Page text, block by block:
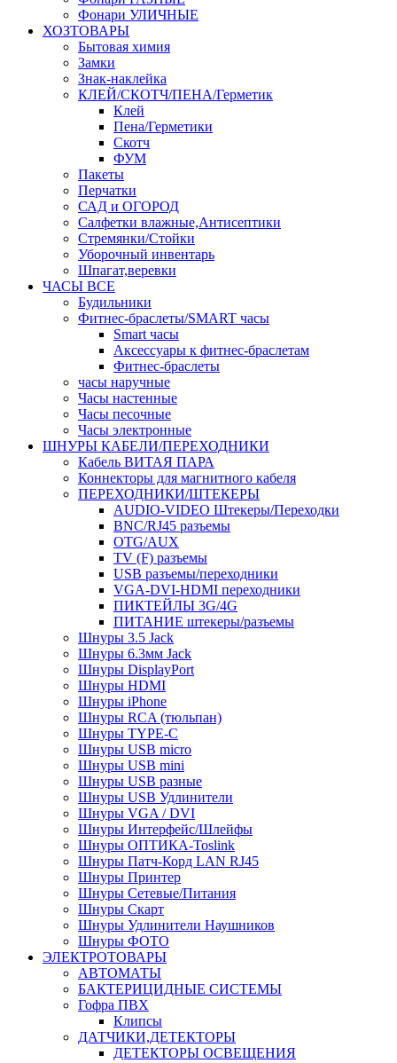
Фонари УЛИЧНЫЕ
ХОЗТОВАРЫ
Бытовая химия
Замки
Знак-наклейка
КЛЕЙ/СКОТЧ/ПЕНА/Герметик
Клей
Пена/Герметики
Скотч
ФУМ
Пакеты
Перчатки
САД и ОГОРОД
Салфетки влажные,Антисептики
Стремянки/Стойки
Уборочный инвентарь
Шпагат,веревки
ЧАСЫ ВСЕ
Будильники
Фитнес-браслеты/SMART часы
Smart часы
Аксессуары к фитнес-браслетам
Фитнес-браслеты
часы наручные
Часы настенные
Часы песочные
Часы электронные
ШНУРЫ КАБЕЛИ/ПЕРЕХОДНИКИ
Кабель ВИТАЯ ПАРА
Коннекторы для магнитного кабеля
ПЕРЕХОДНИКИ/ШТЕКЕРЫ
AUDIO-VIDEO Штекеры/Переходки
BNC/RJ45 разъемы
OTG/AUX
TV (F) разъемы
USB разъемы/переходники
VGA-DVI-HDMI переходники
ПИКТЕЙЛЫ 3G/4G
ПИТАНИЕ штекеры/разъемы
Шнуры 3.5 Jack
Шнуры 6.3мм Jack
Шнуры DisplayPort
Шнуры HDMI
Шнуры iPhone
Шнуры RCA (тюльпан)
Шнуры TYPE-C
Шнуры USB micro
Шнуры USB mini
Шнуры USB разные
Шнуры USB Удлинители
Шнуры VGA / DVI
Шнуры Интерфейс/Шлейфы
Шнуры ОПТИКА-Toslink
Шнуры Патч-Корд LAN RJ45
Шнуры Принтер
Шнуры Сетевые/Питания
Шнуры Скарт
Шнуры Удлинители Наушников
Шнуры ФОТО
ЭЛЕКТРОТОВАРЫ
АВТОМАТЫ
БАКТЕРИЦИДНЫЕ СИСТЕМЫ
Гофра ПВХ
Клипсы
ДАТЧИКИ,ДЕТЕКТОРЫ
ДЕТЕКТОРЫ ОСВЕЩЕНИЯ